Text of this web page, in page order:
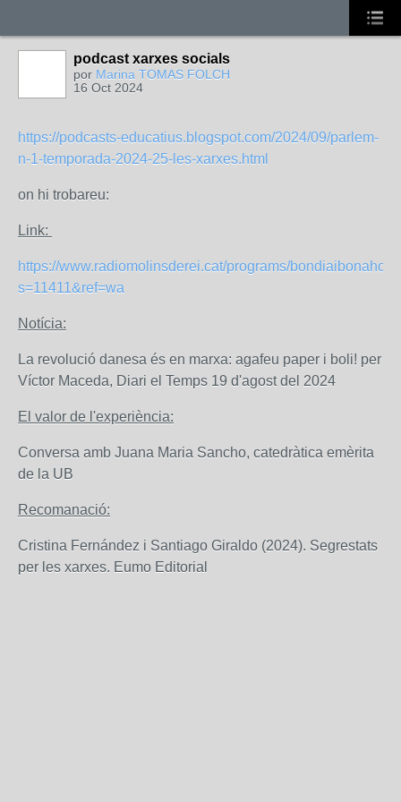
podcast xarxes socials
por Marina TOMAS FOLCH
16 Oct 2024
https://podcasts-educatius.blogspot.com/2024/09/parlem-
n-1-temporada-2024-25-les-xarxes.html
on hi trobareu:
Link:
https://www.radiomolinsderei.cat/programs/
s=11411&ref=wa
Notícia:
La revolució danesa és en marxa: agafeu paper i boli! per
Víctor Maceda, Diari el Temps 19 d'agost del 2024
El valor de l'experiència:
Conversa amb Juana Maria Sancho, catedràtica emèrita
de la UB
Recomanació:
Cristina Fernández i Santiago Giraldo (2024). Segrestats
per les xarxes. Eumo Editorial